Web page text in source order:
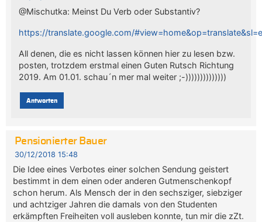
@Mischutka: Meinst Du Verb oder Substantiv?
https://translate.google.com/
All denen, die es nicht lassen können hier zu lesen bzw.
posten, trotzdem erstmal einen Guten Rutsch Richtung
2019. Am 01.01. schau´n mer mal weiter ;-))))))))))))))
Antworten
Pensionierter Bauer
30/12/2018 15:48
Die Idee eines Verbotes einer solchen Sendung geistert
bestimmt in dem einen oder anderen Gutmenschenkopf
schon herum. Als Mensch der in den sechsziger, siebziger
und achtziger Jahren die damals von den Studenten
erkämpften Freiheiten voll ausleben konnte, tun mir die zZt.